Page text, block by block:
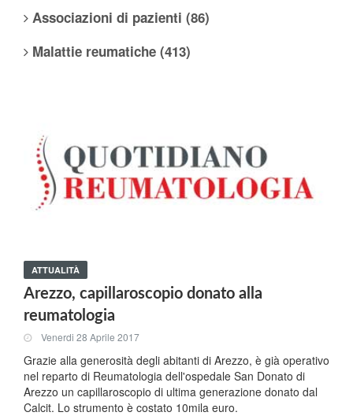
Associazioni di pazienti (86)
Malattie reumatiche (413)
ATTUALITÀ
Arezzo, capillaroscopio donato alla
reumatologia
Venerdi 28 Aprile 2017
Grazie alla generosità degli abitanti di Arezzo, è già operativo
nel reparto di Reumatologia dell'ospedale San Donato di
Arezzo un capillaroscopio di ultima generazione donato dal
Calcit. Lo strumento è costato 10mila euro.